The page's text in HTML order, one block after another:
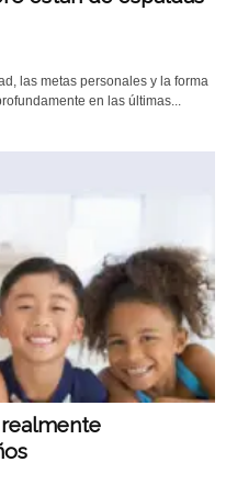
las metas personales y la forma
en las últimas...